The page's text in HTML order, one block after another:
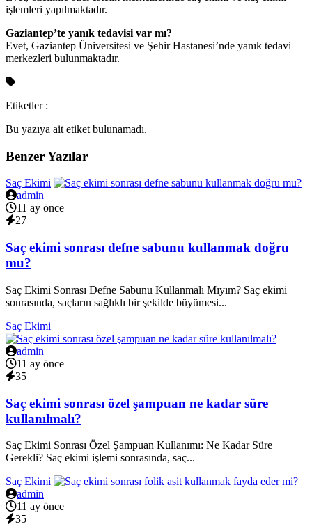
işlemleri yapılmaktadır.
Gaziantep’te yanık tedavisi var mı?
Evet, Gaziantep Üniversitesi ve Şehir Hastanesi’nde yanık tedavi
merkezleri bulunmaktadır.
Etiketler :
Bu yazıya ait etiket bulunamadı.
Benzer Yazılar
Saç Ekimi
admin
11 ay önce
27
Saç ekimi sonrası defne sabunu kullanmak doğru
mu?
Saç Ekimi Sonrası Defne Sabunu Kullanmalı Mıyım? Saç ekimi
sonrasında, saçların sağlıklı bir şekilde büyümesi...
Saç Ekimi
admin
11 ay önce
35
Saç ekimi sonrası özel şampuan ne kadar süre
kullanılmalı?
Saç Ekimi Sonrası Özel Şampuan Kullanımı: Ne Kadar Süre
Gerekli? Saç ekimi işlemi sonrasında, saç...
Saç Ekimi
admin
11 ay önce
35